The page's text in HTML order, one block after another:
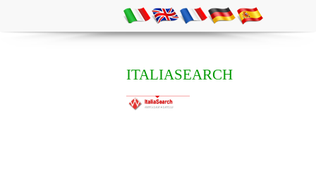
ITALIASEARCH